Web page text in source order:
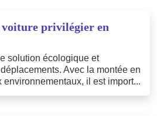
voiture privilégier en
solution écologique et
Avec la montée en
il est import...